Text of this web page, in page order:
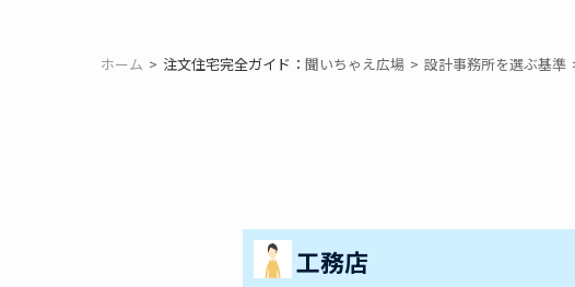
ホーム 注文住宅完全ガイド： 聞いちゃえ広場 設計事務所を選ぶ基準
工務店